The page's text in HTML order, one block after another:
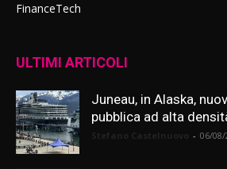
FinanceTech
ULTIMI ARTICOLI
Juneau, in Alaska,
pubblica ad alta
- 06/08/